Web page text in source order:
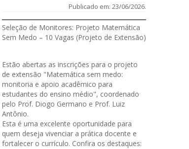
Publicado em: 23/06/2026.
Seleção de Monitores: Projeto Matemática
Sem Medo – 10 Vagas (Projeto de Extensão)
Estão abertas as inscrições para o projeto
de extensão "Matemática sem medo:
monitoria e apoio acadêmico para
estudantes do ensino médio", coordenado
pelo Prof. Diogo Germano e Prof. Luiz
Antônio.
Esta é uma excelente oportunidade para
quem deseja vivenciar a prática docente e
fortalecer o currículo. Confira os destaques: